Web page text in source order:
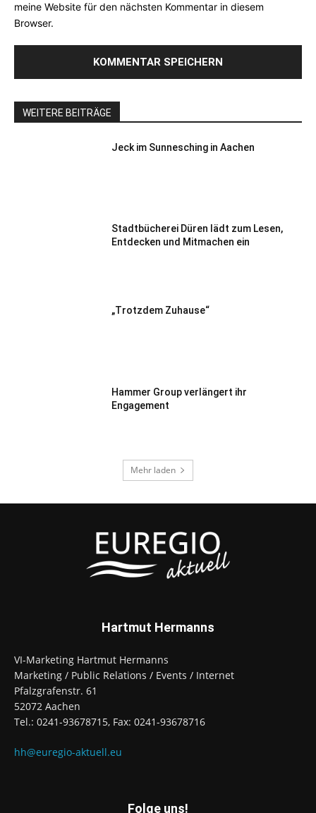
meine Website für den nächsten Kommentar in diesem
Browser.
WEITERE BEITRÄGE
Jeck im Sunnesching in Aachen
Stadtbücherei Düren lädt zum Lesen,
Entdecken und Mitmachen ein
„Trotzdem Zuhause“
Hammer Group verlängert ihr
Engagement
Mehr laden
Hartmut Hermanns
VI-Marketing Hartmut Hermanns
Marketing / Public Relations / Events / Internet
Pfalzgrafenstr. 61
52072 Aachen
Tel.: 0241-93678715, Fax: 0241-93678716
hh@euregio-aktuell.eu
Folge uns!